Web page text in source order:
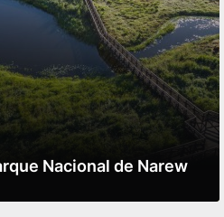
Nacional de Narew
mais